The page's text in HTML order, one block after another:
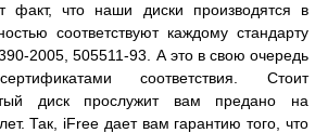
факт, что наши диски производятся в
соответствуют каждому стандарту
2005, 505511-93. А это в свою очередь
соответствия. Стоит
диск прослужит вам предано на
Так, iFree дает вам гарантию того, что